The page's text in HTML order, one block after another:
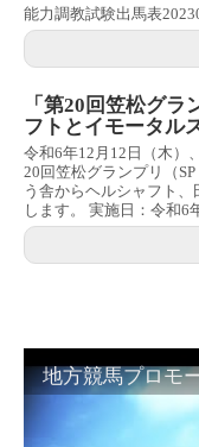
能力調教試験出馬表
「第20回笠松グ
フトとイモータル
令和6年12月12日（木）
20回笠松グランプリ（
う舎からヘルシャフト
します。 実施日：令和6